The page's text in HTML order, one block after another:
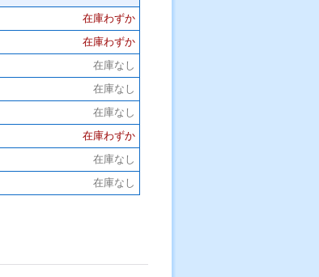
在庫わずか
在庫わずか
在庫なし
在庫なし
在庫なし
在庫わずか
在庫なし
在庫なし